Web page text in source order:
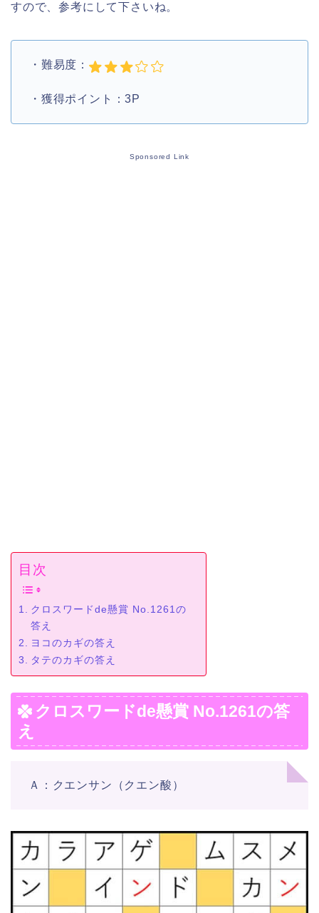
すので、参考にして下さいね。
・難易度：
・獲得ポイント：3P
Sponsored Link
目次
クロスワードde懸賞 No.1261の
答え
ヨコのカギの答え
タテのカギの答え
クロスワードde懸賞 No.1261の答
え
Ａ：クエンサン（クエン酸）